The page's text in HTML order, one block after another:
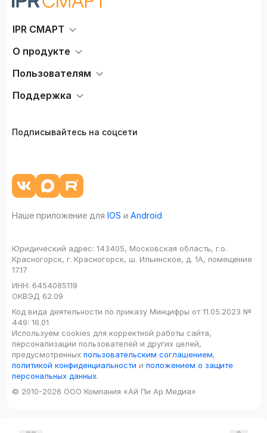
IPR СМАРТ
О продукте
Пользователям
Поддержка
Подписывайтесь на соцсети
Наше приложение для IOS и Android
Юридический адрес: 143405, Московская область, г.о.
Красногорск, г. Красногорск, ш. Ильинское, д. 1А, помещение
17.17
ИНН: 6454085119
ОКВЭД 62.09
Код вида деятельности по приказу Минцифры от 11.05.2023 №
449: 16.01
Используем cookies для корректной работы сайта,
персонализации пользователей и других целей,
предусмотренных пользовательским соглашением,
политикой конфиденциальности и положением о защите
персональных данных.
© 2010-2026 ООО Компания «Ай Пи Ар Медиа»